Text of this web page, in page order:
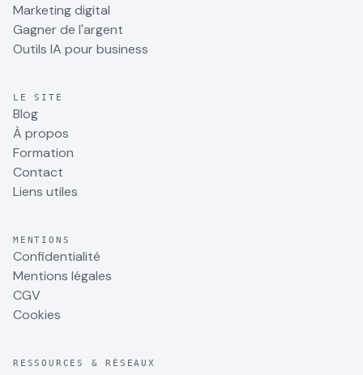
Marketing digital
Gagner de l'argent
Outils IA pour business
LE SITE
Blog
À propos
Formation
Contact
Liens utiles
MENTIONS
Confidentialité
Mentions légales
CGV
Cookies
RESSOURCES & RÉSEAUX